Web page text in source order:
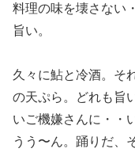
料理の味を壊さない
旨い。
久々に鮎と冷酒。そ
の天ぷら。どれも旨
いご機嫌さんに・・
うう〜ん。踊りだ、